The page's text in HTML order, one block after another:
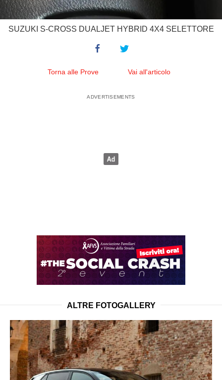
SUZUKI S-CROSS DUALJET HYBRID 4X4 SELETTORE
Torna alle Prove Vai all'articolo
ALTRE FOTOGALLERY